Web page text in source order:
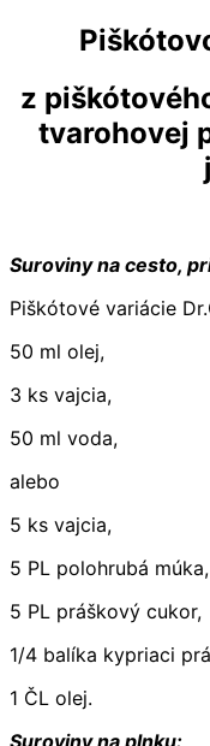
z
tvarohovej
Suroviny na cesto,
Piškótové variácie
50 ml olej,
3 ks vajcia,
50 ml voda,
alebo
5 ks vajcia,
5 PL polohrubá múka,
5 PL práškový cukor,
1/4 balíka kypriaci
1 ČL olej.